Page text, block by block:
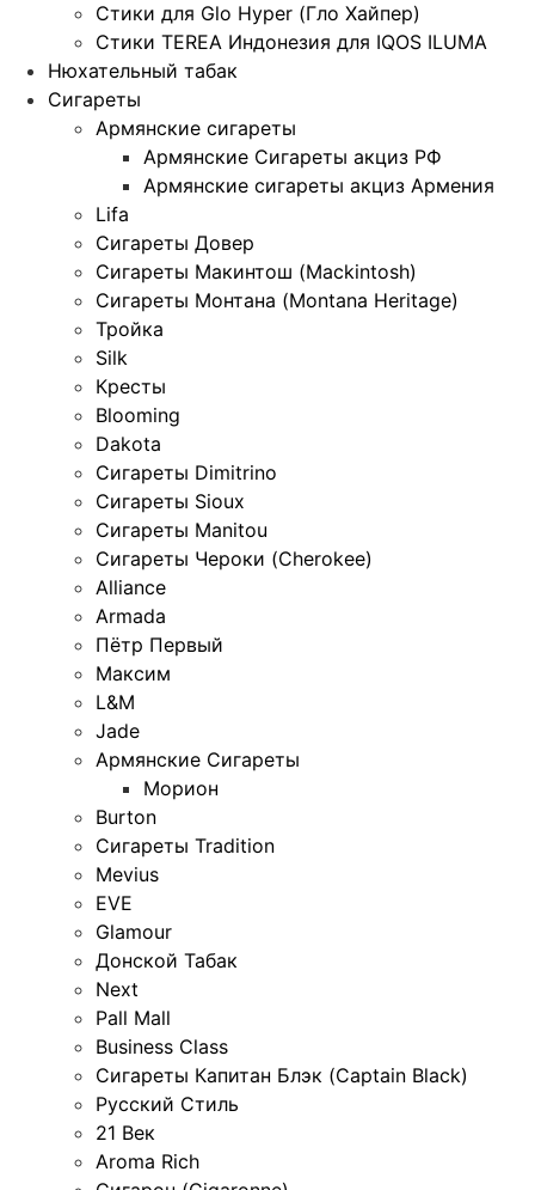
Стики для Glo Hyper (Гло Хайпер)
Стики TEREA Индонезия для IQOS ILUMA
Нюхательный табак
Сигареты
Армянские сигареты
Армянские Сигареты акциз РФ
Армянские сигареты акциз Армения
Lifa
Сигареты Довер
Сигареты Макинтош (Mackintosh)
Сигареты Монтана (Montana Heritage)
Тройка
Silk
Кресты
Blooming
Dakota
Сигареты Dimitrino
Сигареты Sioux
Сигареты Manitou
Сигареты Чероки (Cherokee)
Alliance
Armada
Пётр Первый
Максим
L&M
Jade
Армянские Сигареты
Морион
Burton
Сигареты Tradition
Mevius
EVE
Glamour
Донской Табак
Next
Pall Mall
Business Class
Сигареты Капитан Блэк (Captain Black)
Русский Стиль
21 Век
Aroma Rich